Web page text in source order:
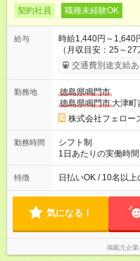
契約社員 職種未経験OK
給与
時給1,440円～1,640
（月収目安：25～27万円） ◎安定した給与で安
タイムで勤務いただ
す。シフトが削られ
たいという人もいる
ので、お気軽にご相談ください！ ※2
す。その間の給与・待遇に
用期間あり 試用期間
と同じです。
交通費別途支給あ
勤務地
徳島県鳴門市
徳島県鳴門市 大津町
株式会社フェロー
勤務時間
シフト制
1日あたりの実働時
(1) 10:00～19:00
いずれも実働8時間
たい」などあれば相
特徴 日払いOK / 10名以
気になる！
掲載元企業